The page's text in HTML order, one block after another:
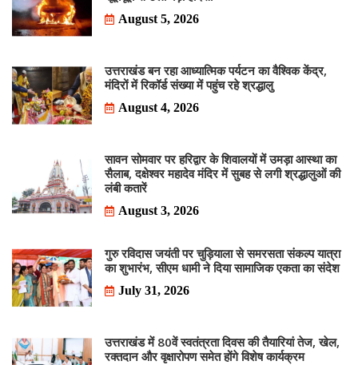
August 5, 2026
उत्तराखंड बन रहा आध्यात्मिक पर्यटन का वैश्विक केंद्र,
मंदिरों में रिकॉर्ड संख्या में पहुंच रहे श्रद्धालु
August 4, 2026
सावन सोमवार पर हरिद्वार के शिवालयों में उमड़ा आस्था का
सैलाब, दक्षेश्वर महादेव मंदिर में सुबह से लगी श्रद्धालुओं की
लंबी कतारें
August 3, 2026
गुरु रविदास जयंती पर चुड़ियाला से समरसता संकल्प यात्रा
का शुभारंभ, सीएम धामी ने दिया सामाजिक एकता का संदेश
July 31, 2026
उत्तराखंड में 80वें स्वतंत्रता दिवस की तैयारियां तेज, खेल,
रक्तदान और वृक्षारोपण समेत होंगे विशेष कार्यक्रम